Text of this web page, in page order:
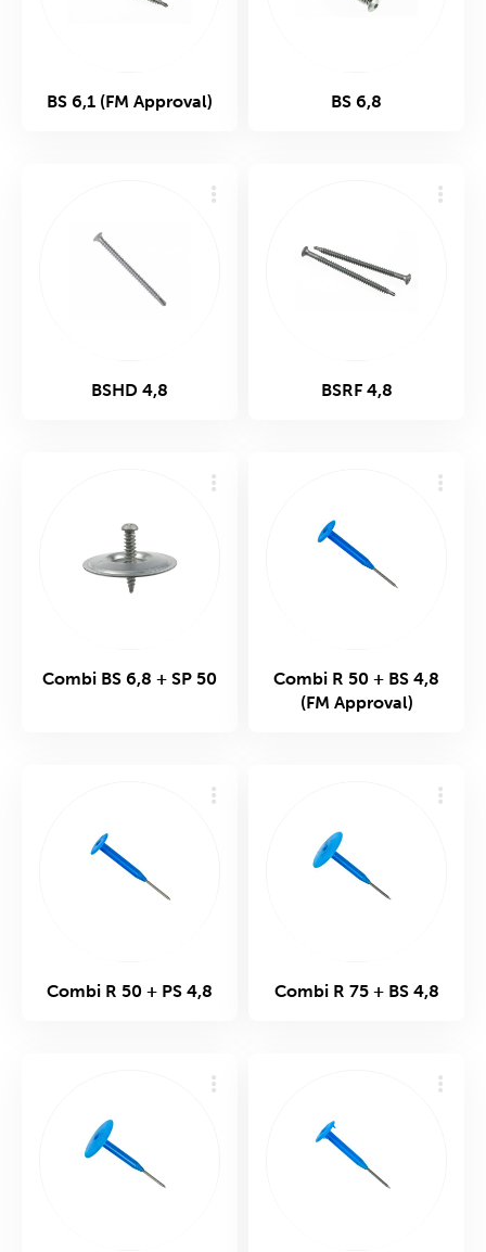
BS 6,1 (FM Approval) BS 6,8
BSHD 4,8 BSRF 4,8
Combi BS 6,8 + SP 50
Combi R 50 + BS 4,8
(FM Approval)
Combi R 50 + PS 4,8 Combi R 75 + BS 4,8